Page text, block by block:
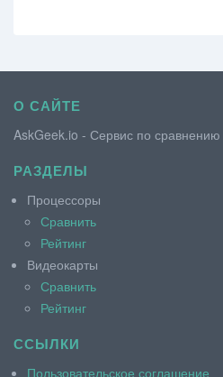
О САЙТЕ
AskGeek.io - Сервис по сравнению
РАЗДЕЛЫ
Процессоры
Сравнить
Рейтинг
Видеокарты
Сравнить
Рейтинг
ССЫЛКИ
Пользовательское соглашение